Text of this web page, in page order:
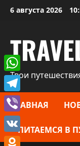
Перейти
6 августа 2026
Твои
ГЛАВНАЯ
ПИТАЕМСЯ В
WhatsApp
Telegram
Viber
VK